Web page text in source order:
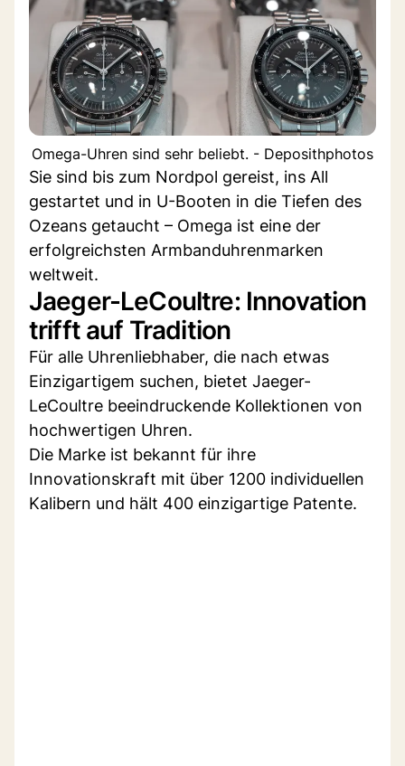
Omega-Uhren sind sehr beliebt. - Deposithphotos
Sie sind bis zum Nordpol gereist, ins All
gestartet und in U-Booten in die Tiefen des
Ozeans getaucht – Omega ist eine der
erfolgreichsten Armbanduhrenmarken
weltweit.
Jaeger-LeCoultre: Innovation
trifft auf Tradition
Für alle Uhrenliebhaber, die nach etwas
Einzigartigem suchen, bietet Jaeger-
LeCoultre beeindruckende Kollektionen von
hochwertigen Uhren.
Die Marke ist bekannt für ihre
Innovationskraft mit über 1200 individuellen
Kalibern und hält 400 einzigartige Patente.